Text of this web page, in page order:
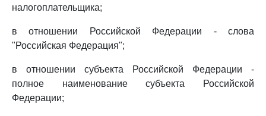
налогоплательщика;
в отношении Российской Федерации - слова
"Российская Федерация";
в отношении субъекта Российской Федерации -
полное наименование субъекта Российской
Федерации;